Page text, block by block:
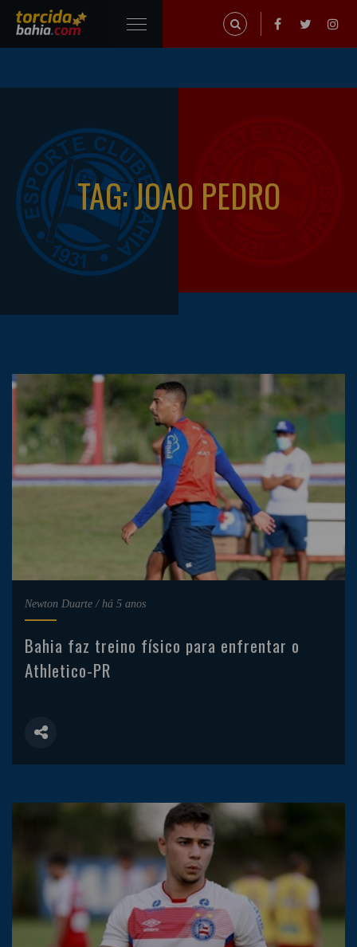
TAG: JOAO PEDRO
Newton Duarte / há 5 anos
Bahia faz treino físico para enfrentar o
Athletico-PR